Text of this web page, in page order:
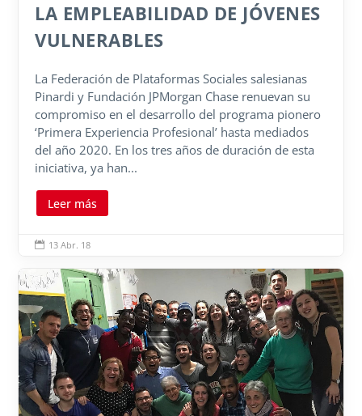
LA EMPLEABILIDAD DE JÓVENES
VULNERABLES
La Federación de Plataformas Sociales salesianas
Pinardi y Fundación JPMorgan Chase renuevan su
compromiso en el desarrollo del programa pionero
‘Primera Experiencia Profesional’ hasta mediados
del año 2020. En los tres años de duración de esta
iniciativa, ya han...
Leer más
 13 Abr. 18